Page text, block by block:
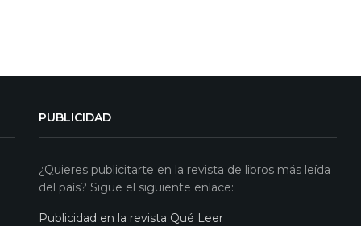
PUBLICIDAD
¿Quieres publicitarte en la revista de libros más leída
del país? Sigue el siguiente enlace:
Publicidad en la revista Qué Leer